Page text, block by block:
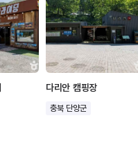
다리안 캠핑장
충북 단양군